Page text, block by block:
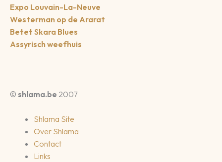
Expo Louvain-La-Neuve
Westerman op de Ararat
Betet Skara Blues
Assyrisch weefhuis
© shlama.be 2007
Shlama Site
Over Shlama
Contact
Links